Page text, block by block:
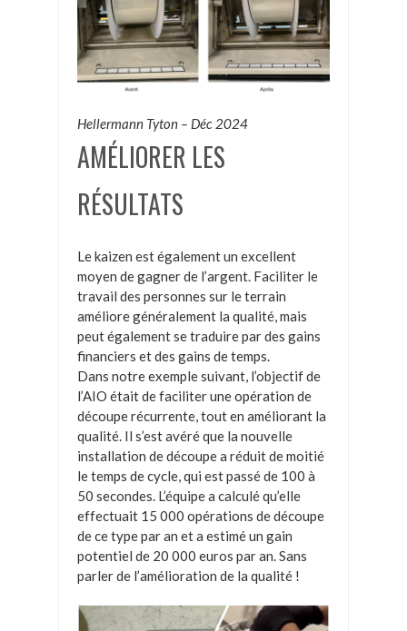
Hellermann Tyton – Déc 2024
AMÉLIORER LES
RÉSULTATS
Le kaizen est également un excellent
moyen de gagner de l’argent. Faciliter le
travail des personnes sur le terrain
améliore généralement la qualité, mais
peut également se traduire par des gains
financiers et des gains de temps.
Dans notre exemple suivant, l’objectif de
l’AIO était de faciliter une opération de
découpe récurrente, tout en améliorant la
qualité. Il s’est avéré que la nouvelle
installation de découpe a réduit de moitié
le temps de cycle, qui est passé de 100 à
50 secondes. L’équipe a calculé qu’elle
effectuait 15 000 opérations de découpe
de ce type par an et a estimé un gain
potentiel de 20 000 euros par an. Sans
parler de l’amélioration de la qualité !